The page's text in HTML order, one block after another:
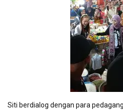
Siti berdialog dengan para